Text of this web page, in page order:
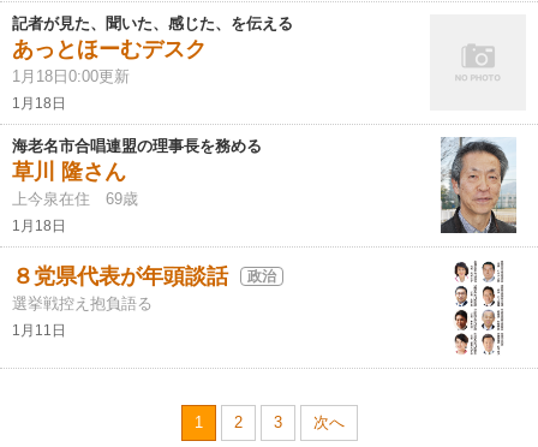
記者が見た、聞いた、感じた、を伝える
あっとほーむデスク
1月18日0:00更新
1月18日
海老名市合唱連盟の理事長を務める
草川 隆さん
上今泉在住 69歳
1月18日
８党県代表が年頭談話 政治
選挙戦控え抱負語る
1月11日
1 2 3 次へ